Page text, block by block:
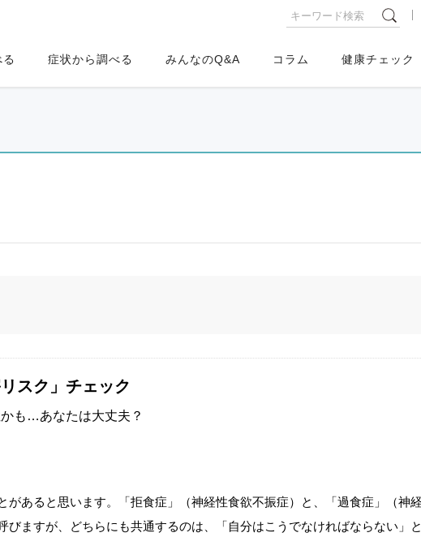
症状から調べる みんなのQ&A コラム 健康チェック
スク」チェック
も…あなたは大丈夫？
があると思います。「拒食症」（神経性食欲不振症）と、「過食症」（神
ますが、どちらにも共通するのは、「自分はこうでなければならない」